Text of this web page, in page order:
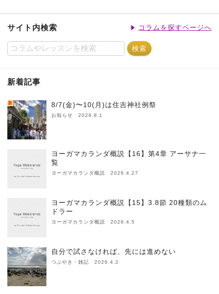
サイト内検索 コラムを探すページへ
新着記事
新 8/7(金)〜10(月)は住吉神社例祭
お知らせ 2026.8.1
ヨーガマカランダ概説【16】第4章 アーサナ一
覧
ヨーガマカランダ概説 2026.4.27
ヨーガマカランダ概説【15】3.8節 20種類のム
ドラー
ヨーガマカランダ概説 2026.4.5
自分で試さなければ、先には進めない
つぶやき・雑記 2026.4.2